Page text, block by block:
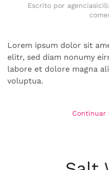
Escrito por
Lorem ipsum dolor sit
elitr, sed diam nonumy
labore et dolore magna
voluptua.
Continuar